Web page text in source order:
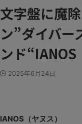
文字盤に魔
ン”ダイバー
ンド
2025年6月24日
IANOS（ヤヌス）